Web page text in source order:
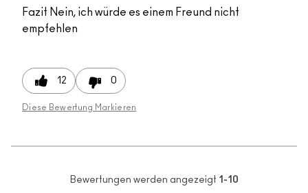
Fazit Nein, ich würde es einem Freund nicht
empfehlen
12 0
Diese Bewertung Markieren
Bewertungen werden angezeigt 1-10